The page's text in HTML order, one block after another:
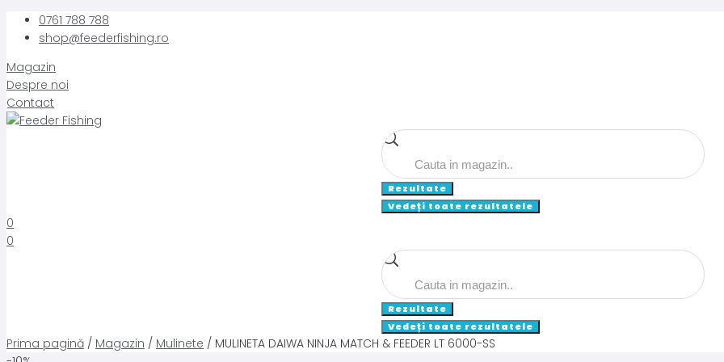
Skip
0761 788 788
shop@feederfishing.ro
Magazin
Despre noi
Contact
Search
...
Rezultate
Vedeți toate rezultatele
0
0
Search
...
Rezultate
Vedeți toate rezultatele
Prima pagină / Magazin / Mulinete / MULINETA DAIWA NINJA MATCH & FEEDER LT 6000-SS